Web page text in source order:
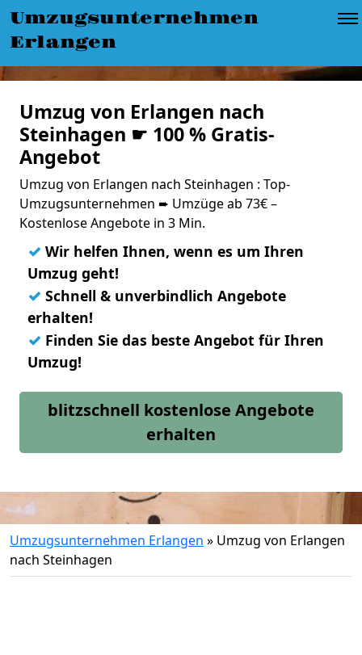
Umzugsunternehmen
Erlangen
Umzug von Erlangen nach
Steinhagen ☛ 100 % Gratis-
Angebot
Umzug von Erlangen nach Steinhagen : Top-
Umzugsunternehmen ➨ Umzüge ab 73€ –
Kostenlose Angebote in 3 Min.
✓ Wir helfen Ihnen, wenn es um Ihren
Umzug geht!
✓ Schnell & unverbindlich Angebote
erhalten!
✓ Finden Sie das beste Angebot für Ihren
Umzug!
blitzschnell kostenlose Angebote
erhalten
Umzugsunternehmen Erlangen » Umzug von Erlangen
nach Steinhagen